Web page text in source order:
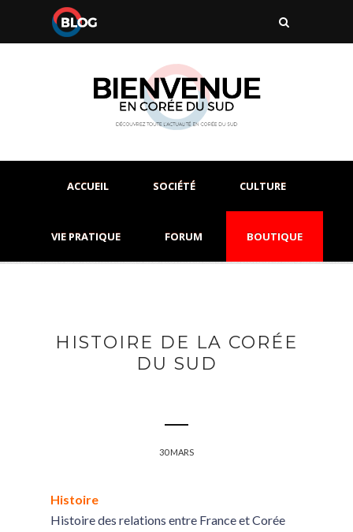
ACCUEIL SOCIÉTÉ CULTURE
VIE PRATIQUE FORUM BOUTIQUE
HISTOIRE DE LA CORÉE
DU SUD
30 MARS
Histoire
Histoire des relations entre France et Corée